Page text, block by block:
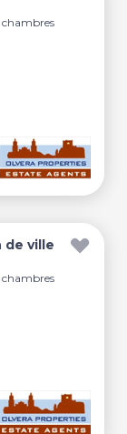
chambres
de ville
chambres